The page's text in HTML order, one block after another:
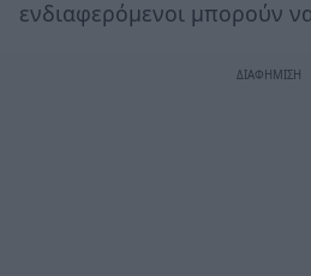
ενδιαφερόμενοι μπορούν